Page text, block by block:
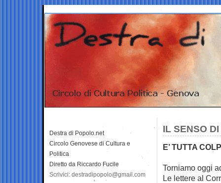
IL SENSO
E’ TUTTA
Torniamo oggi
Le lettere al
Destra di Popolo.net
Circolo Genovese di Cultura e
Politica
Diretto da Riccardo Fucile
Scrivici: destradipopolo@gmail.com